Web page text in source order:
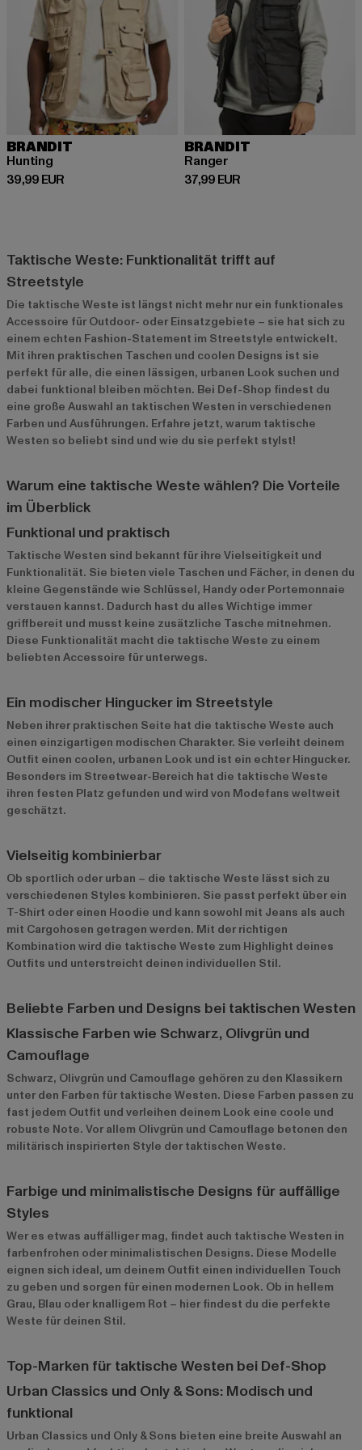
BRANDIT
Hunting
39,99 EUR
Derzeitiger Preis: 39,99 EUR
BRANDIT
Ranger
37,99 EUR
Derzeitiger Preis: 37,99 EUR
Taktische Weste: Funktionalität trifft auf
Streetstyle
Die taktische Weste ist längst nicht mehr nur ein funktionales
Accessoire für Outdoor- oder Einsatzgebiete – sie hat sich zu
einem echten Fashion-Statement im Streetstyle entwickelt.
Mit ihren praktischen Taschen und coolen Designs ist sie
perfekt für alle, die einen lässigen, urbanen Look suchen und
dabei funktional bleiben möchten. Bei Def-Shop findest du
eine große Auswahl an taktischen Westen in verschiedenen
Farben und Ausführungen. Erfahre jetzt, warum taktische
Westen so beliebt sind und wie du sie perfekt stylst!
Warum eine taktische Weste wählen? Die Vorteile
im Überblick
Funktional und praktisch
Taktische Westen sind bekannt für ihre Vielseitigkeit und
Funktionalität. Sie bieten viele Taschen und Fächer, in denen du
kleine Gegenstände wie Schlüssel, Handy oder Portemonnaie
verstauen kannst. Dadurch hast du alles Wichtige immer
griffbereit und musst keine zusätzliche Tasche mitnehmen.
Diese Funktionalität macht die taktische Weste zu einem
beliebten Accessoire für unterwegs.
Ein modischer Hingucker im Streetstyle
Neben ihrer praktischen Seite hat die taktische Weste auch
einen einzigartigen modischen Charakter. Sie verleiht deinem
Outfit einen coolen, urbanen Look und ist ein echter Hingucker.
Besonders im Streetwear-Bereich hat die taktische Weste
ihren festen Platz gefunden und wird von Modefans weltweit
geschätzt.
Vielseitig kombinierbar
Ob sportlich oder urban – die taktische Weste lässt sich zu
verschiedenen Styles kombinieren. Sie passt perfekt über ein
T-Shirt oder einen Hoodie und kann sowohl mit Jeans als auch
mit Cargohosen getragen werden. Mit der richtigen
Kombination wird die taktische Weste zum Highlight deines
Outfits und unterstreicht deinen individuellen Stil.
Beliebte Farben und Designs bei taktischen Westen
Klassische Farben wie Schwarz, Olivgrün und
Camouflage
Schwarz, Olivgrün und Camouflage gehören zu den Klassikern
unter den Farben für taktische Westen. Diese Farben passen zu
fast jedem Outfit und verleihen deinem Look eine coole und
robuste Note. Vor allem Olivgrün und Camouflage betonen den
militärisch inspirierten Style der taktischen Weste.
Farbige und minimalistische Designs für auffällige
Styles
Wer es etwas auffälliger mag, findet auch taktische Westen in
farbenfrohen oder minimalistischen Designs. Diese Modelle
eignen sich ideal, um deinem Outfit einen individuellen Touch
zu geben und sorgen für einen modernen Look. Ob in hellem
Grau, Blau oder knalligem Rot – hier findest du die perfekte
Weste für deinen Stil.
Top-Marken für taktische Westen bei Def-Shop
Urban Classics und Only & Sons: Modisch und
funktional
Urban Classics und Only & Sons bieten eine breite Auswahl an